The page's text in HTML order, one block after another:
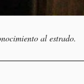
al estrado.